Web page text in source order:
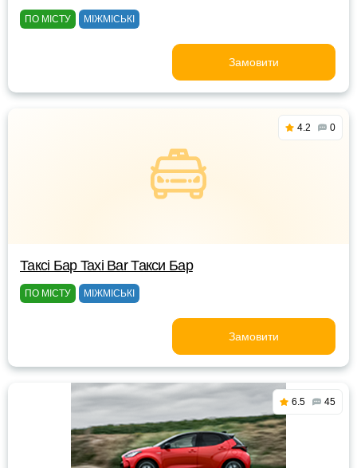
ПО МІСТУ МІЖМІСЬКІ
Замовити
4.2 0
Таксі Бар Taxi Bar Такси Бар
ПО МІСТУ МІЖМІСЬКІ
Замовити
6.5 45